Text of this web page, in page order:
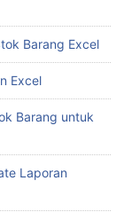
Barang Excel
Excel
Barang untuk
Laporan